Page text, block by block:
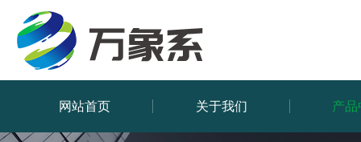
网站首页 关于我们 产品